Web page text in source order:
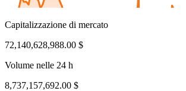
Capitalizzazione di mercato
72,140,628,988.00 $
Volume nelle 24 h
8,737,157,692.00 $